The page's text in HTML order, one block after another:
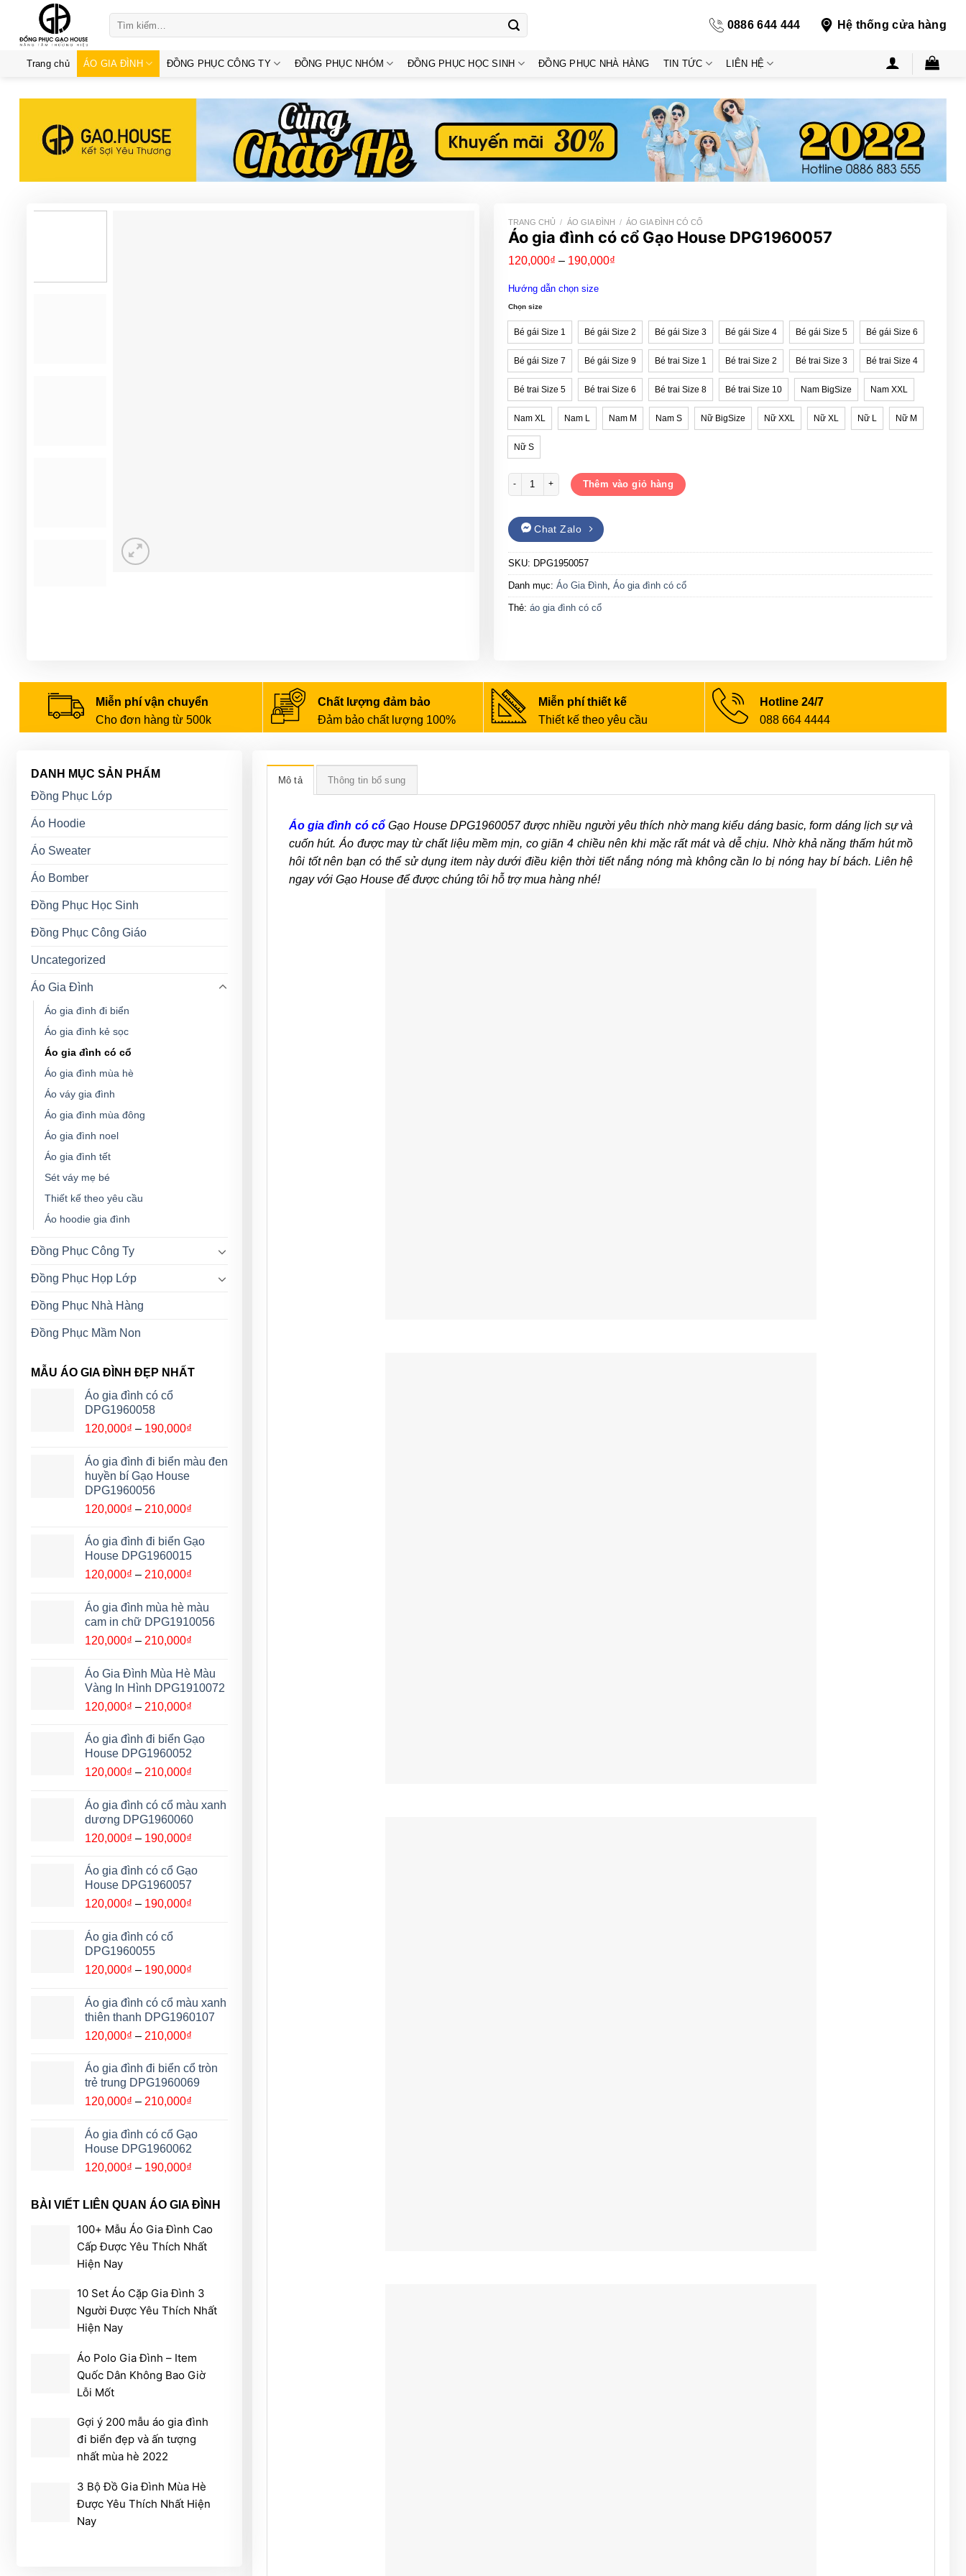
content
0886 644 444 Hệ thống cửa hàng
Trang chủ ÁO GIA ĐÌNH ĐỒNG PHỤC CÔNG TY ĐỒNG PHỤC NHÓM ĐỒNG PHỤC HỌC SINH ĐỒNG PHỤC NHÀ HÀNG TIN TỨC LIÊN HỆ
TRANG CHỦ / ÁO GIA ĐÌNH / ÁO GIA ĐÌNH CÓ CỔ
Áo gia đình có cổ Gạo House DPG1960057
120,000₫ – 190,000₫
Hướng dẫn chọn size
Chọn size
Bé gái Size 1 Bé gái Size 2 Bé gái Size 3 Bé gái Size 4 Bé gái Size 5 Bé gái Size 6
Bé gái Size 7 Bé gái Size 9 Bé trai Size 1 Bé trai Size 2 Bé trai Size 3 Bé trai Size 4
Bé trai Size 5 Bé trai Size 6 Bé trai Size 8 Bé trai Size 10 Nam BigSize Nam XXL
Nam XL Nam L Nam M Nam S Nữ BigSize Nữ XXL Nữ XL Nữ L Nữ M
Nữ S
Áo gia đình có cổ Gạo House DPG1960057 số lượng
Thêm vào giỏ hàng
Chat Zalo
SKU: DPG1950057
Danh mục: Áo Gia Đình, Áo gia đình có cổ
Thẻ: áo gia đình có cổ
Miễn phí vận chuyển
Cho đơn hàng từ 500k
Chất lượng đảm bảo
Đảm bảo chất lượng 100%
Miễn phí thiết kế
Thiết kế theo yêu cầu
Hotline 24/7
088 664 4444
DANH MỤC SẢN PHẨM
Đồng Phục Lớp
Áo Hoodie
Áo Sweater
Áo Bomber
Đồng Phục Học Sinh
Đồng Phục Công Giáo
Uncategorized
Áo Gia Đình
Áo gia đình đi biển
Áo gia đình kẻ sọc
Áo gia đình có cổ
Áo gia đình mùa hè
Áo váy gia đình
Áo gia đình mùa đông
Áo gia đình noel
Áo gia đình tết
Sét váy mẹ bé
Thiết kế theo yêu cầu
Áo hoodie gia đình
Đồng Phục Công Ty
Đồng Phục Họp Lớp
Đồng Phục Nhà Hàng
Đồng Phục Mầm Non
MẪU ÁO GIA ĐÌNH ĐẸP NHẤT
Áo gia đình có cổ
DPG1960058
120,000₫ – 190,000₫Khoảng
từ
190,000₫
Áo gia đình đi biển màu đen
huyền bí Gạo House
DPG1960056
120,000₫ – 210,000₫Khoảng
từ
120,000₫
đến
Áo gia đình đi biển Gạo
House DPG1960015
120,000₫ – 210,000₫Khoảng
từ
120,000₫
đến
Áo gia đình mùa hè màu
cam in chữ DPG1910056
120,000₫ – 210,000₫Khoảng
từ
120,000₫
đến
Áo Gia Đình Mùa Hè Màu
Vàng In Hình DPG1910072
120,000₫ – 210,000₫Khoảng
từ
120,000₫
đến
Áo gia đình đi biển Gạo
House DPG1960052
120,000₫ – 210,000₫Khoảng
từ
120,000₫
đến
Áo gia đình có cổ màu xanh
dương DPG1960060
120,000₫ – 190,000₫Khoảng
từ
120,000₫
đến
Áo gia đình có cổ Gạo
House DPG1960057
120,000₫ – 190,000₫Khoảng
đến
Áo gia đình có cổ
DPG1960055
120,000₫ – 190,000₫Khoảng
từ
120,000₫
đến
Áo gia đình có cổ màu xanh
thiên thanh DPG1960107
120,000₫ – 210,000₫Khoảng
từ
120,000₫
đến
Áo gia đình đi biển cổ tròn
trẻ trung DPG1960069
120,000₫ – 210,000₫Khoảng
từ
120,000₫
đến
Áo gia đình có cổ Gạo
House DPG1960062
120,000₫ – 190,000₫Khoảng
từ
120,000₫
đến
190,000₫
BÀI VIẾT LIÊN QUAN ÁO GIA ĐÌNH
100+ Mẫu Áo Gia Đình Cao
Cấp Được Yêu Thích Nhất
Hiện Nay
10 Set Áo Cặp Gia Đình 3
Người Được Yêu Thích Nhất
Hiện Nay
Áo Polo Gia Đình – Item
Quốc Dân Không Bao Giờ
Lỗi Mốt
Gợi ý 200 mẫu áo gia đình
đi biển đẹp và ấn tượng
nhất mùa hè 2022
3 Bộ Đồ Gia Đình Mùa Hè
Được Yêu Thích Nhất Hiện
Nay
Mô tả Thông tin bổ sung
Áo gia đình có cổGạo House DPG1960057 được nhiều người yêu thích nhờ mang kiểu dáng basic, form dáng lịch sự và
cuốn hút. Áo được may từ chất liệu mềm mịn, co giãn 4 chiều nên khi mặc rất mát và dễ chịu. Nhờ khả năng thấm hút mồ
hôi tốt nên bạn có thể sử dụng item này dưới điều kiện thời tiết nắng nóng mà không cần lo bị nóng hay bí bách. Liên hệ
ngay với Gạo House để được chúng tôi hỗ trợ mua hàng nhé!